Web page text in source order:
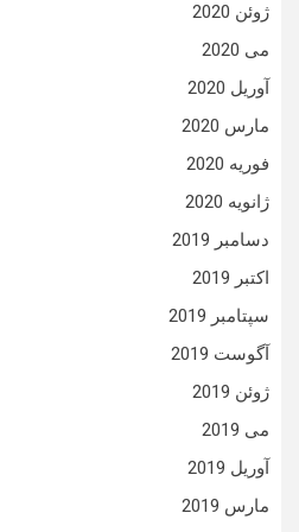
ژوئن 2020
می 2020
آوریل 2020
مارس 2020
فوریه 2020
ژانویه 2020
دسامبر 2019
اکتبر 2019
سپتامبر 2019
آگوست 2019
ژوئن 2019
می 2019
آوریل 2019
مارس 2019